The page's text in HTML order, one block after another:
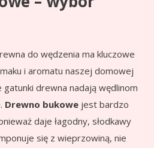
do wędzenia ma kluczowe
i aromatu naszej domowej
gatunki drewna nadają wędlinom
Drewno bukowe jest bardzo
daje łagodny, słodkawy
się z wieprzowiną, nie